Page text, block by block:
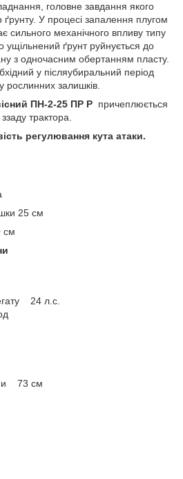
головне завдання якого
У процесі запалення плугом
сильного механічного впливу типу
ущільнений ґрунт руйнується до
з одночасним обертанням пласту.
у післяубиральний період
рослинних залишків.
ПН-2-25 ПР Р причеплюється
трактора.
регулювання кута атаки.
25 см
см
24 л.с.
73 см